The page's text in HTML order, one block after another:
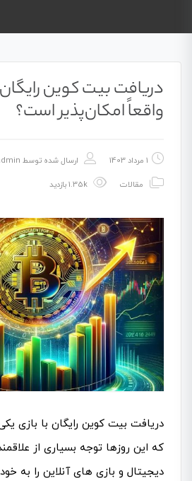
دریافت بیت کوین رایگان
واقعاً امکان‌پذیر است؟
1 مرداد 1403 ارسال شده توسط
مقالات
دریافت بیت کوین رایگان با بازی
که این روزها توجه بسیاری از
دیجیتال و بازی‌ های آنلاین را به